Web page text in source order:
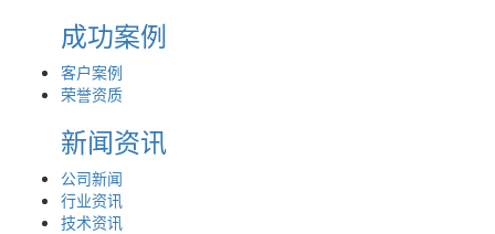
成功案例
客户案例
荣誉资质
新闻资讯
公司新闻
行业资讯
技术资讯